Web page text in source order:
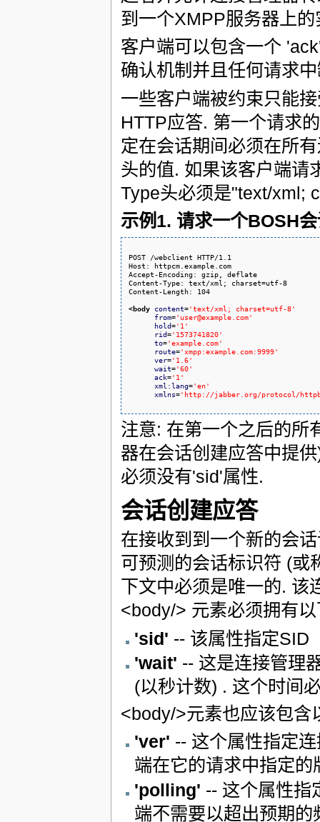
到一个XMPP服务器上
客户端可以包含一个
确认机制并且任何请求
一些客户端被约束只能
HTTP应答. 第一个请求
定在会话期间必须在所
头的值. 如果该客户端请
Type头必须是"text/xml;
示例1. 请求一个BOSH
POST /webclient HTTP/1.1
Host: httpcm.example.com
Accept-Encoding: gzip, deflate
Content-Type: text/xml; charset=utf-8
Content-Length: 104
<body content='text/xml; charset=utf-8'
from='user@example.com'
hold='1'
rid='1573741820'
to='example.com'
route='xmpp:example.com:9999'
ver='1.6'
wait='60'
ack='1'
xml:lang='en'
xmlns='http://jabber.org/protocol/
注意: 在第一个之后的所
器在会话创建应答中提
必须没有'sid'属性.
会话创建应答
在接收到到一个新的会
可预测的会话标识符 (或
下文中必须是唯一的. 该
<body/> 元素必须拥有
'sid' -- 该属性指定SID
'wait' -- 这是连接管理
(以秒计数) . 这个时间
<body/>元素也应该包含
'ver' -- 这个属性指定
端在它的请求中指定
'polling' -- 这个属性指
端不需要以超出预期